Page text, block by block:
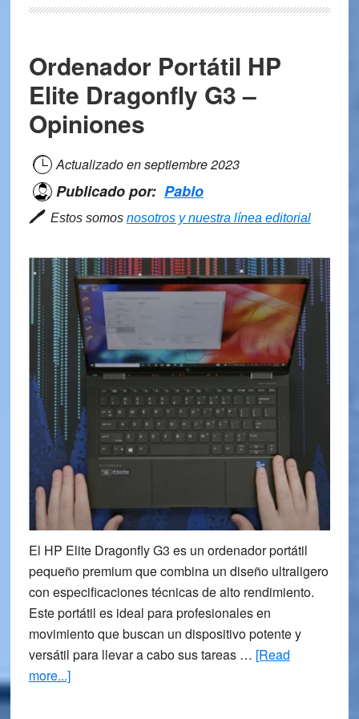
Gigabyte
15G
XC
–
Análisis
Opinión
Ordenador Portátil HP
Elite Dragonfly G3 –
Opiniones
Actualizado enseptiembre 2023
Publicado por: Pablo
🖊 Estos somos nosotros y nuestra línea editorial
El HP Elite Dragonfly G3 es un ordenador portátil
pequeño premium que combina un diseño ultraligero
con especificaciones técnicas de alto rendimiento.
Este portátil es ideal para profesionales en
movimiento que buscan un dispositivo potente y
versátil para llevar a cabo sus tareas … [Read
more...]about